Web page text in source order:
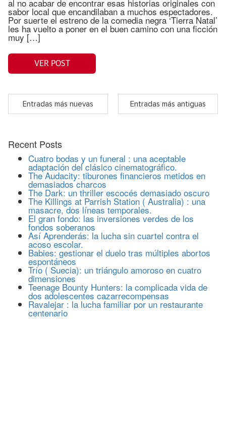
al no acabar de encontrar esas historias originales con
sabor local que encandilaban a muchos espectadores.
Por suerte el estreno de la comedia negra ‘Tierra Natal’
les ha vuelto a poner en el buen camino con una ficción
muy […]
VER POST
Entradas más nuevas Entradas más antiguas
Recent Posts
Cuatro bodas y un funeral : una aceptable
adaptación del clásico cinematográfico.
The Audacity: tiburones financieros metidos en
demasiados charcos
The Dark: un thriller escocés demasiado oscuro
The Killings at Parrish Station ( Australia) : una
masacre, dos líneas temporales.
El gran fondo: las inversiones verdes de los
fondos soberanos
Así Aprenderás: la lucha sin cuartel contra el
acoso escolar.
Babies: gestionar el duelo tras múltiples abortos
espontáneos
Trío ( Suecia): un triángulo amoroso en cuatro
dimensiones
Teenage Bounty Hunters: la complicada vida de
dos adolescentes cazarrecompensas
Ravalejar : la lucha familiar por un restaurante
centenario